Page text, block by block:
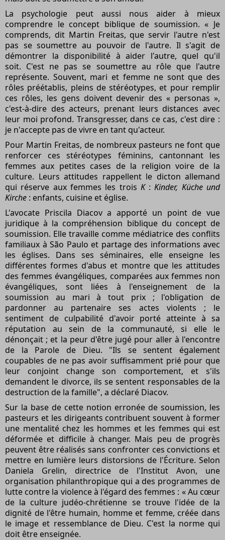
La psychologie peut aussi nous aider à mieux
comprendre le concept biblique de soumission. « Je
comprends, dit Martin Freitas, que servir l'autre n'est
pas se soumettre au pouvoir de l'autre. Il s'agit de
démontrer la disponibilité à aider l'autre, quel qu'il
soit. C'est ne pas se soumettre au rôle que l'autre
représente. Souvent, mari et femme ne sont que des
rôles préétablis, pleins de stéréotypes, et pour remplir
ces rôles, les gens doivent devenir des « personas »,
c'est-à-dire des acteurs, prenant leurs distances avec
leur moi profond. Transgresser, dans ce cas, c'est dire :
je n'accepte pas de vivre en tant qu'acteur.
Pour Martin Freitas, de nombreux pasteurs ne font que
renforcer ces stéréotypes féminins, cantonnant les
femmes aux petites cases de la religion voire de la
culture. Leurs attitudes rappellent le dicton allemand
qui réserve aux femmes les trois K:Kinder, Küche und
Kirche : enfants, cuisine et église.
L'avocate Priscila Diacov a apporté un point de vue
juridique à la compréhension biblique du concept de
soumission. Elle travaille comme médiatrice des conflits
familiaux à São Paulo et partage des informations avec
les églises. Dans ses séminaires, elle enseigne les
différentes formes d'abus et montre que les attitudes
des femmes évangéliques, comparées aux femmes non
évangéliques, sont liées à l'enseignement de la
soumission au mari à tout prix ; l'obligation de
pardonner au partenaire ses actes violents ; le
sentiment de culpabilité d'avoir porté atteinte à sa
réputation au sein de la communauté, si elle le
dénonçait ; et la peur d'être jugé pour aller à l'encontre
de la Parole de Dieu. "Ils se sentent également
coupables de ne pas avoir suffisamment prié pour que
leur conjoint change son comportement, et s'ils
demandent le divorce, ils se sentent responsables de la
destruction de la famille", a déclaré Diacov.
Sur la base de cette notion erronée de soumission, les
pasteurs et les dirigeants contribuent souvent à former
une mentalité chez les hommes et les femmes qui est
déformée et difficile à changer. Mais peu de progrès
peuvent être réalisés sans confronter ces convictions et
mettre en lumière leurs distorsions de l'Écriture. Selon
Daniela Grelin, directrice de l'Institut Avon, une
organisation philanthropique qui a des programmes de
lutte contre la violence à l'égard des femmes : « Au cœur
de la culture judéo-chrétienne se trouve l'idée de la
dignité de l'être humain, homme et femme, créée dans
le image et ressemblance de Dieu. C'est la norme qui
doit être enseignée.